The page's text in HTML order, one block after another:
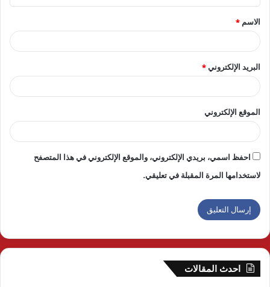
ق
*
الاسم *
البريد الإلكتروني*
الموقع الإلكتروني
احفظ اسمي، بريدي الإلكتروني، والموقع الإلكتروني في هذا المتصفح
لاستخدامها المرة المقبلة في تعليقي.
احدث المقالات